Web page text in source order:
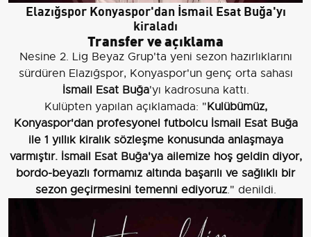
Elazığspor Konyaspor'dan İsmail Esat Buğa'yı
kiraladı
Transfer ve açıklama
Nesine 2. Lig Beyaz Grup'ta yeni sezon hazırlıklarını
sürdüren Elazığspor, Konyaspor'un genç orta sahası
İsmail Esat Buğa'yı kadrosuna kattı.
Kulüpten yapılan açıklamada: "Kulübümüz,
Konyaspor'dan profesyonel futbolcu İsmail Esat Buğa
ile 1 yıllık kiralık sözleşme konusunda anlaşmaya
varmıştır. İsmail Esat Buğa'ya ailemize hoş geldin diyor,
bordo-beyazlı formamız altında başarılı ve sağlıklı bir
sezon geçirmesini temenni ediyoruz." denildi.